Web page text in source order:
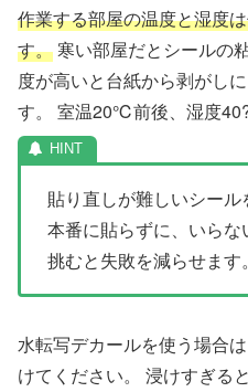
作業する部屋の温度と湿度
す。寒い部屋だとシールの
度が高いと台紙から剥がし
す。 室温20℃前後、湿度
貼り直しが難しいシー
本番に貼らずに、いら
挑むと失敗を減らせます。
水転写デカールを使う場合
けてください。 浸けすぎる